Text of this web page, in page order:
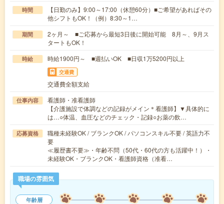
時間
【日勤のみ】9:00～17:00（休憩60分）■ご希望があればその
他シフトもOK！（例）8:30～1…
期間
2ヶ月～ ■ご応募から最短3日後に開始可能 8月～、9月ス
タートもOK！
時給 時給1900円～ ■週払いOK ■日収1万5200円以上
交通費
交通費全額支給
仕事内容
看護師・准看護師
【介護施設で体調などの記録がメイン＊看護師】▼具体的に
は…○体温、血圧などのチェック・記録○お薬の飲…
応募資格
職種未経験OK / ブランクOK / パソコンスキル不要 / 英語力不
要
≪履歴書不要≫・年齢不問（50代・60代の方も活躍中！）・
未経験OK・ブランクOK・看護師資格（准看…
職場の雰囲気
年齢層